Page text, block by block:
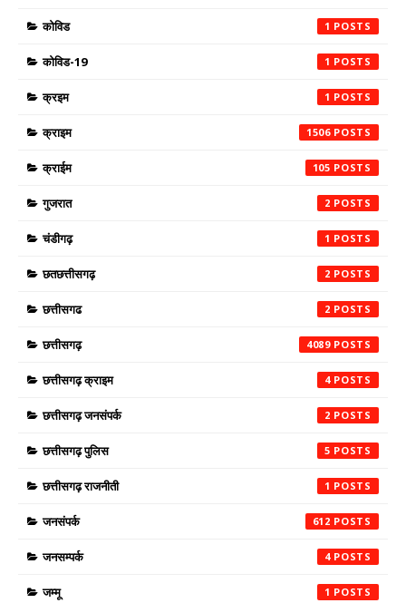
कोविड 1
कोविड-19 1
क्रइम 1
क्राइम 1506
क्राईम 105
गुजरात 2
चंडीगढ़ 1
छतछत्तीसगढ़ 2
छत्तीसगढ 2
छत्तीसगढ़ 4089
छत्तीसगढ़ क्राइम 4
छत्तीसगढ़ जनसंपर्क 2
छत्तीसगढ़ पुलिस 5
छत्तीसगढ़ राजनीती 1
जनसंपर्क 612
जनसम्पर्क 4
जम्मू 1